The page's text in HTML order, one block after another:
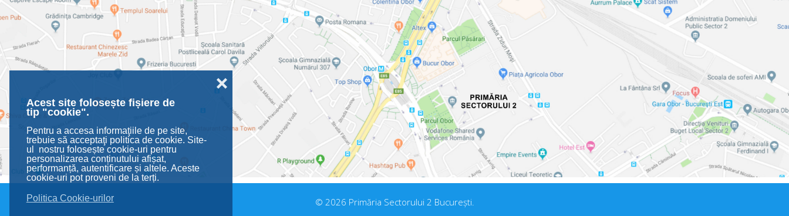
Acest site folosește fișiere de
tip "cookie".
Pentru a accesa informaţiile de pe site,
trebuie să acceptaţi politica de cookie. Site-
ul nostru folosește cookie-uri pentru
personalizarea conținutului afișat,
performanță, autentificare și altele. Aceste
cookie-uri pot proveni de la terți.
Politica Cookie-urilor
❌
© 2026 Primăria Sectorului 2 București.